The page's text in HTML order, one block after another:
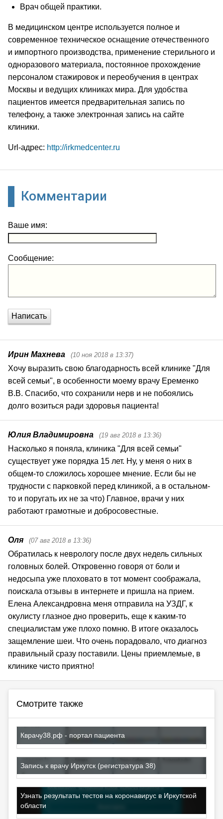
Врач общей практики.
В медицинском центре используется полное и
современное техническое оснащение отечественного
и импортного производства, применение стерильного и
одноразового материала, постоянное прохождение
персоналом стажировок и переобучения в центрах
Москвы и ведущих клиниках мира. Для удобства
пациентов имеется предварительная запись по
телефону, а также электронная запись на сайте
клиники.
Url-адрес: http://irkmedcenter.ru
Комментарии
Ваше имя:
Сообщение:
Написать
Ирин Махнева (10 ноя 2018 в 13:37)
Хочу выразить свою благодарность всей клинике "Для
всей семьи", в особенности моему врачу Еременко
В.В. Спасибо, что сохранили нерв и не побоялись
долго возиться ради здоровья пациента!
Юлия Владимировна (19 авг 2018 в 13:36)
Насколько я поняла, клиника "Для всей семьи"
существует уже порядка 15 лет. Ну, у меня о них в
общем-то сложилось хорошее мнение. Если бы не
трудности с парковкой перед клиникой, а в остальном-
то и поругать их не за что) Главное, врачи у них
работают грамотные и добросовестные.
Оля (07 авг 2018 в 13:36)
Обратилась к неврологу после двух недель сильных
головных болей. Откровенно говоря от боли и
недосыпа уже плоховато в тот момент соображала,
поискала отзывы в интернете и пришла на прием.
Елена Александровна меня отправила на УЗДГ, к
окулисту глазное дно проверить, еще к каким-то
специалистам уже плохо помню. В итоге оказалось
защемление шеи. Что очень порадовало, что диагноз
правильный сразу поставили. Цены приемлемые, в
клинике чисто приятно!
Смотрите также
Кврачу38.рф - портал пациента
Запись к врачу Иркутск (регистратура 38)
Узнать результаты тестов на коронавирус в Иркутской
области